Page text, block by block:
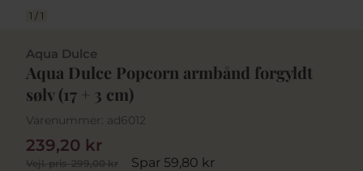
1 / 1
Aqua Dulce
Aqua Dulce Popcorn armbånd forgyldt
sølv (17 + 3 cm)
Varenummer: ad6012
Vejl. pris299,00 kr Spar 59,80 kr
239,20 kr